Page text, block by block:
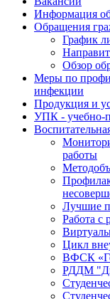
Информация
Обращения
График
Обзор
Меры по
инфекции
Продукция и
УПК - учебно-
работы
Лучшие
Работа с
Цикл
ВФСК
РДДМ